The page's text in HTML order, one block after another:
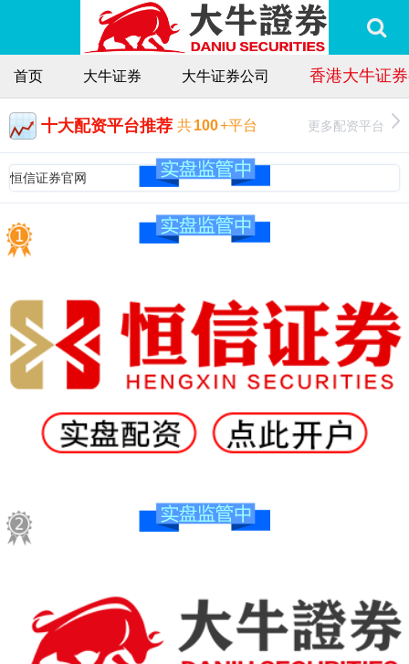
首页 大牛证券 大牛证券公司 香港大牛证
十大配资平台推荐 共100+平台 更多配资平台
恒信证券官网